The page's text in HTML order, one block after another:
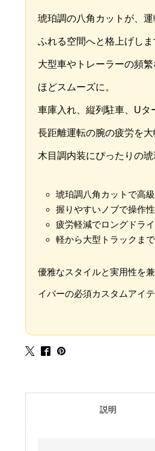
琥珀調の八角カットが、
ふれる空間へと格上げしま
大型車やトレーラーの頻
ほどスムーズに。
車庫入れ、縦列駐車、Uタ
長距離運転の腕の疲労を大
木目調内装にぴったりの琥
琥珀調八角カットで高級
握りやすいノブで操作性
疲労軽減でロングドライ
軽から大型トラックま
優雅なスタイルと実用性を
イバーの必須カスタムアイテ
説明